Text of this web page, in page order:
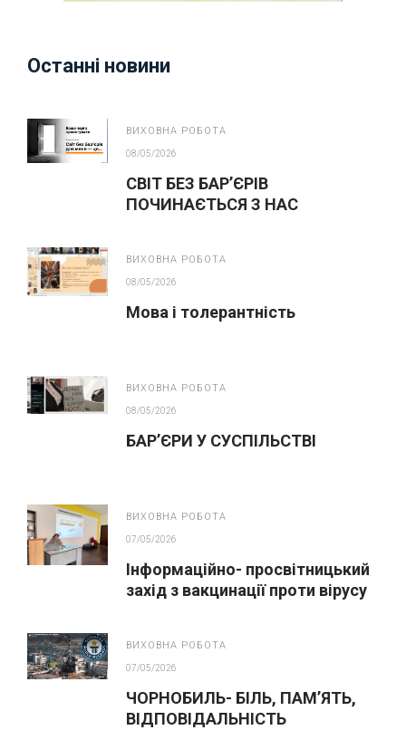
Останні новини
ВИХОВНА РОБОТА
08/05/2026
СВІТ БЕЗ БАР’ЄРІВ
ПОЧИНАЄТЬСЯ З НАС
ВИХОВНА РОБОТА
08/05/2026
Мова і толерантність
ВИХОВНА РОБОТА
08/05/2026
БАР’ЄРИ У СУСПІЛЬСТВІ
ВИХОВНА РОБОТА
07/05/2026
Інформаційно- просвітницький
захід з вакцинації проти вірусу
ВИХОВНА РОБОТА
07/05/2026
ЧОРНОБИЛЬ- БІЛЬ, ПАМ’ЯТЬ,
ВІДПОВІДАЛЬНІСТЬ